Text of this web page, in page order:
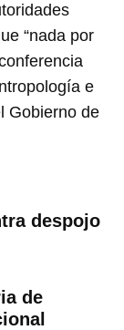
“nada por
e
Gobierno de
despojo
de